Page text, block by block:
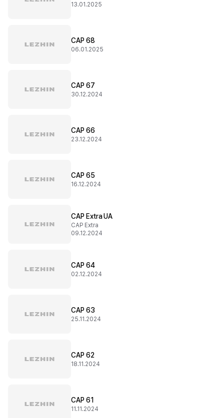
13.01.2025
CAP 68
06.01.2025
CAP 67
30.12.2024
CAP 66
23.12.2024
CAP 65
16.12.2024
CAP Extra UA
CAP Extra
09.12.2024
CAP 64
02.12.2024
CAP 63
25.11.2024
CAP 62
18.11.2024
CAP 61
11.11.2024